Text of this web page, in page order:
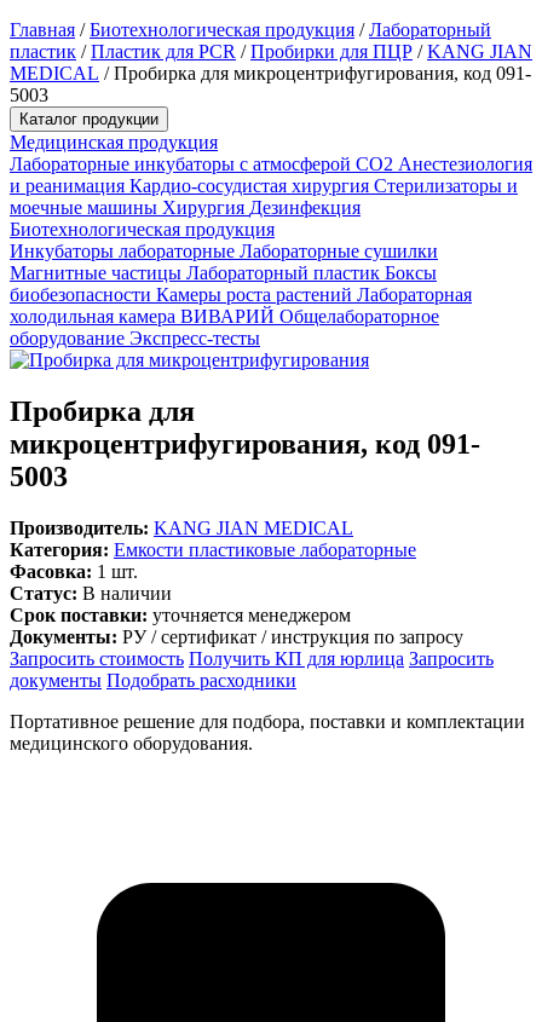
Главная /Биотехнологическая продукция /Лабораторный
пластик /Пластик для PCR /Пробирки для ПЦР /KANG JIAN
MEDICAL /Пробирка для микроцентрифугирования, код 091-
5003
Каталог продукции
Медицинская продукция
Лабораторные инкубаторы с атмосферой CO2 Анестезиология
и реанимация Кардио-сосудистая хирургия Стерилизаторы и
моечные машины Хирургия Дезинфекция
Биотехнологическая продукция
Инкубаторы лабораторные Лабораторные сушилки
Магнитные частицы Лабораторный пластик Боксы
биобезопасности Камеры роста растений Лабораторная
холодильная камера ВИВАРИЙ Общелабораторное
оборудование Экспресс-тесты
Пробирка для
микроцентрифугирования, код 091-
5003
Производитель: KANG JIAN MEDICAL
Категория: Емкости пластиковые лабораторные
Фасовка: 1 шт.
Статус: В наличии
Срок поставки: уточняется менеджером
Документы: РУ / сертификат / инструкция по запросу
Запросить стоимость Получить КП для юрлица Запросить
документы Подобрать расходники
Портативное решение для подбора, поставки и комплектации
медицинского оборудования.